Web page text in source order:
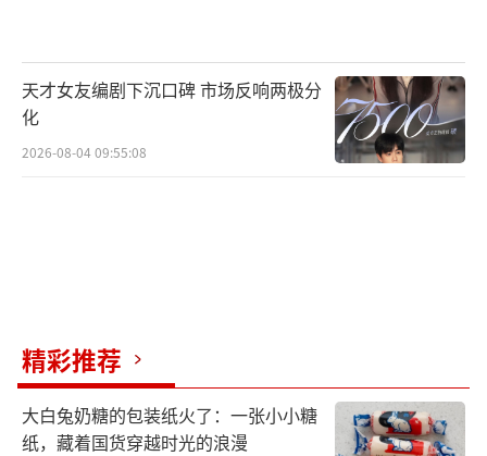
天才女友编剧下沉口碑 市场反响两极分
化
2026-08-04 09:55:08
精彩推荐
大白兔奶糖的包装纸火了：一张小小糖
纸，藏着国货穿越时光的浪漫